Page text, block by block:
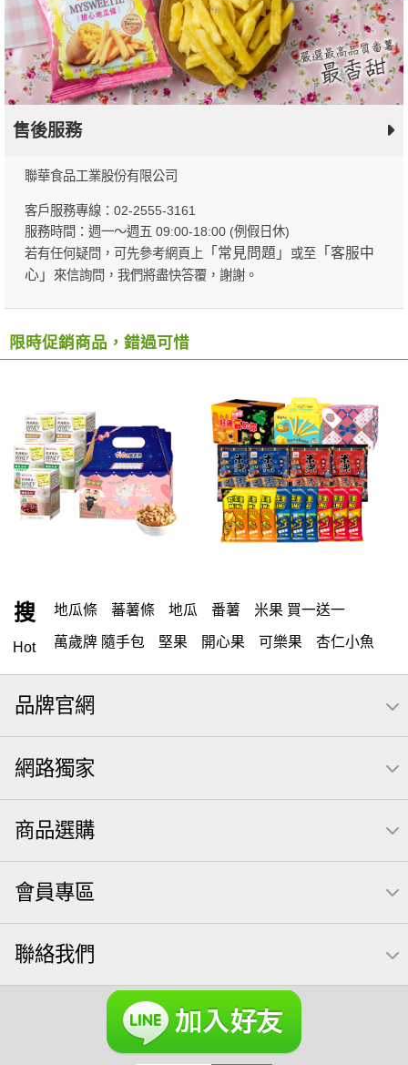
售後服務
聯華食品工業股份有限公司
客戶服務專線：02-2555-3161
服務時間：週一～週五 09:00-18:00 (例假日休)
若有任何疑問，可先參考網頁上 「常見問題」 或至「客服中
心」
來信詢問，我們將盡快答覆，謝謝。
限時促銷商品，錯過可惜
搜
Hot
地瓜條 蕃薯條 地瓜 番薯 米果 買一送一
萬歲牌 隨手包 堅果 開心果 可樂果 杏仁小魚
海苔 全聯 零食 無調味堅果 無調味 全聯 禮盒
堅穀力
米果 核桃 桶裝堅果 椒鹽 全聯 拜拜 洋芋片
元本山
高蛋白 可樂 三角壽司海苔 南瓜子 每日 icash
起司
三角 芋頭 紅棗 【萬歲牌】每日堅果系列
萬歲牌 南瓜籽
VA 萬歲牌 總匯點心包(42gx20包) 總匯點心包
減糖日記
無調味綜合堅果 杏仁 三角飯糰 萬歲牌 米果
全聯 海苔 無糖 堅果飲 Diy飯糰
萬歲牌小魚 滿天星 全聯 海苔細 蔓越梅
品牌官網
網路獨家
商品選購
會員專區
聯絡我們